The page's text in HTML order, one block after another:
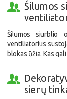
Šilumos
Šilumos siurblio
ventiliatorius
blokas ūžia. Kas
sienų